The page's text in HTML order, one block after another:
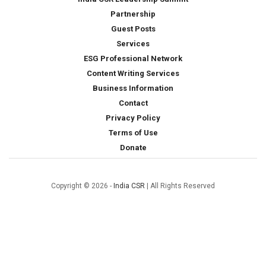
Partnership
Guest Posts
Services
ESG Professional Network
Content Writing Services
Business Information
Contact
Privacy Policy
Terms of Use
Donate
Copyright © 2026 - India CSR | All Rights Reserved